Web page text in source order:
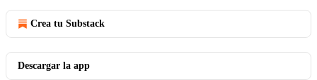
Crea tu Substack
Descargar la app